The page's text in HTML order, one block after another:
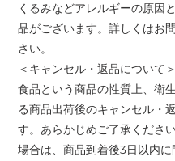
くるみなどアレルギーの原因
品がございます。詳しくはお
さい。
＜キャンセル・返品について＞
食品という商品の性質上、衛
る商品出荷後のキャンセル・
す。あらかじめご了承くださ
場合は、商品到着後3日以内